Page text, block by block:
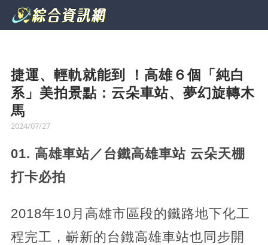
捷運、輕軌就能到 ！高雄６個「純白
系」美拍景點：云朵車站、夢幻旋轉木
馬
2024/07/27
01. 高雄車站／台鐵高雄車站 云朵天棚
打卡必拍
2018年10月高雄市區段的鐵路地下化工
程完工，嶄新的台鐵高雄車站也同步開